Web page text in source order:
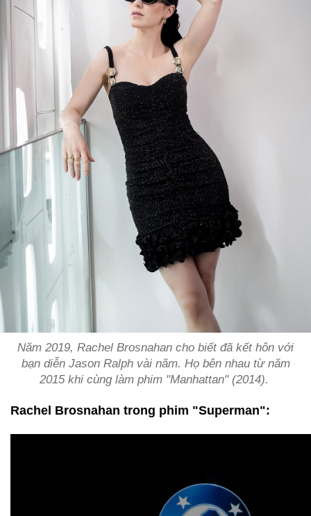
Năm 2019, Rachel Brosnahan cho biết đã kết hôn với
bạn diễn Jason Ralph vài năm. Họ bên nhau từ năm
2015 khi cùng làm phim "Manhattan" (2014).
Rachel Brosnahan trong phim "Superman":